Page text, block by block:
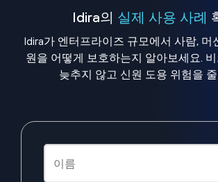
Idira의 실제 사용 사례
Idira가 엔터프라이즈 규모에서 사람, 머
원을 어떻게 보호하는지 알아보세요.
늦추지 않고 신원 도용 위험을 줄